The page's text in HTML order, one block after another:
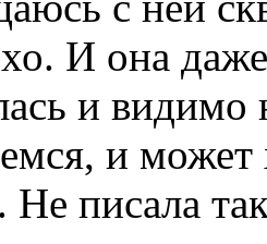
И она
и
и может
Не писала